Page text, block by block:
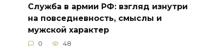
Служба в армии РФ: взгляд изнутри
на повседневность, смыслы и
мужской характер
0 48